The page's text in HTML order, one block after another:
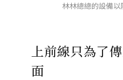
林林總總的設備以
上前線只為了
面